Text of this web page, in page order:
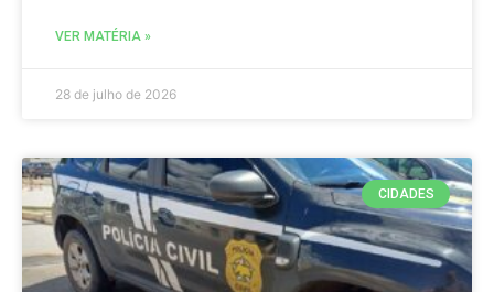
VER MATÉRIA »
28 de julho de 2026
CIDADES